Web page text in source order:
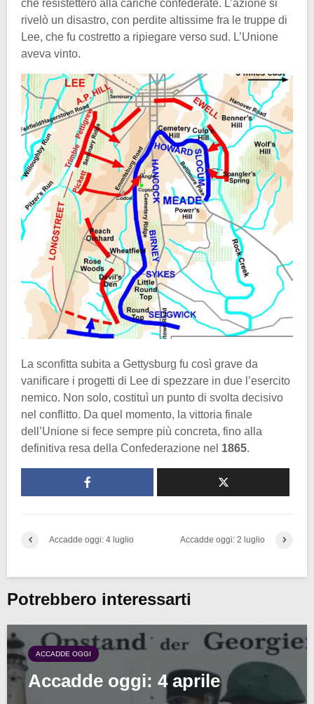
che resistettero alla cariche confederate. L’azione si
rivelò un disastro, con perdite altissime fra le truppe di
Lee, che fu costretto a ripiegare verso sud. L’Unione
aveva vinto.
La sconfitta subita a Gettysburg fu così grave da
vanificare i progetti di Lee di spezzare in due l’esercito
nemico. Non solo, costituì un punto di svolta decisivo
nel conflitto. Da quel momento, la vittoria finale
dell’Unione si fece sempre più concreta, fino alla
definitiva resa della Confederazione nel 1865.
Accadde oggi: 4 luglio Accadde oggi: 2 luglio
Potrebbero interessarti
ACCADDE OGGI
Accadde oggi: 4 aprile